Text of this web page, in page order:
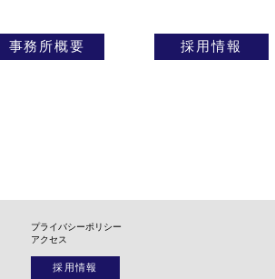
事務所概要 採用情報
プライバシーポリシー
アクセス
採用情報